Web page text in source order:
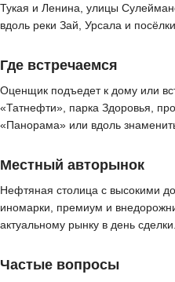
Тукая и Ленина, улицы
вдоль реки Зай, Урсала и
Где встречаемся
Оценщик подъедет к дому или
«Татнефти», парка Здоровья,
«Панорама» или вдоль
Местный авторынок
Нефтяная столица с высокими
иномарки, премиум и
актуальному рынку в день сделки.
Частые вопросы